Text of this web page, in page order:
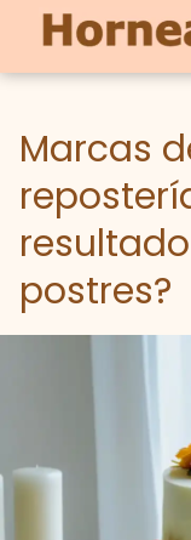
Marcas
postres?